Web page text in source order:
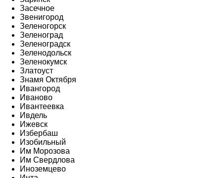
Засечное
Звенигород
Зеленогорск
Зеленоград
Зеленоградск
Зеленодольск
Зеленокумск
Златоуст
Знамя Октября
Ивангород
Иваново
Ивантеевка
Ивдель
Ижевск
Избербаш
Изобильный
Им Морозова
Им Свердлова
Иноземцево